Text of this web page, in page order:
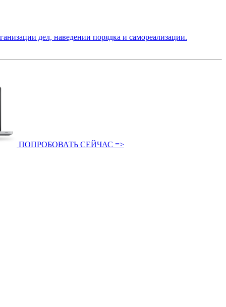
дел, наведении порядка и самореализации.
ПОПРОБОВАТЬ СЕЙЧАС =>